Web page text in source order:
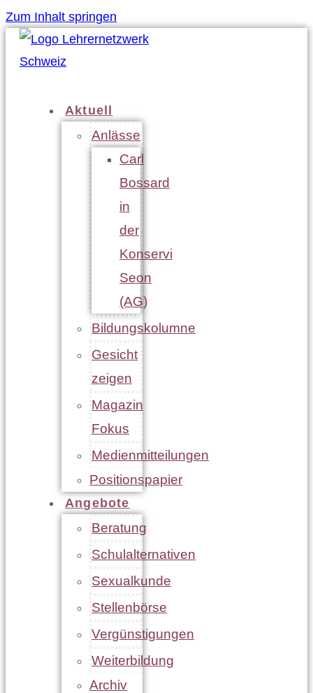
Zum Inhalt springen
Aktuell
Anlässe
Carl
Bossard
in
der
Konservi
Seon
(AG)
Bildungskolumne
Gesicht
zeigen
Magazin
Fokus
Medienmitteilungen
Positionspapier
Angebote
Beratung
Schulalternativen
Sexualkunde
Stellenbörse
Vergünstigungen
Weiterbildung
Archiv